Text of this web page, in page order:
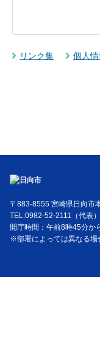
リンク集 個人
〒883-8555 宮崎県日向市
TEL:0982-52-2111（代表）
開庁時間：午前8時45分か
※部署によっては異なる場